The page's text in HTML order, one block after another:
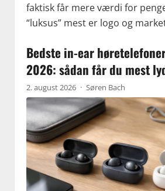
faktisk får mere værdi for
“luksus” mest er logo og
Bedste in-ear
2026: sådan får du mest
2. august 2026 · Søren Bach